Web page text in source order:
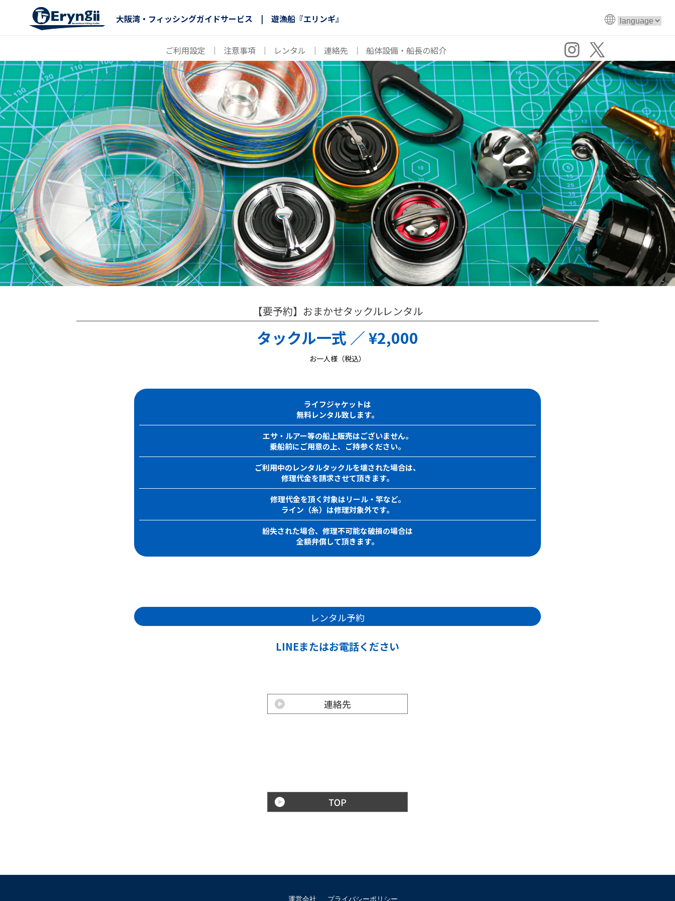
大阪湾・フィッシングガイドサービス | 遊漁船『エリンギ』
ご利用設定 ｜ 注意事項 ｜ レンタル ｜ 連絡先 ｜ 船体設備・船長の紹介
【要予約】おまかせタックルレンタル
タックル一式 ／ ¥2,000
お一人様（税込）
ライフジャケットは
無料レンタル致します。
エサ・ルアー等の船上販売はございません。
乗船前にご用意の上、ご持参ください。
ご利用中のレンタルタックルを壊された場合は、
修理代金を請求させて頂きます。
修理代金を頂く対象はリール・竿など。
ライン（糸）は修理対象外です。
紛失された場合、修理不可能な破損の場合は
全額弁償して頂きます。
レンタル予約
LINEまたはお電話ください
運営会社 プライバシーポリシー